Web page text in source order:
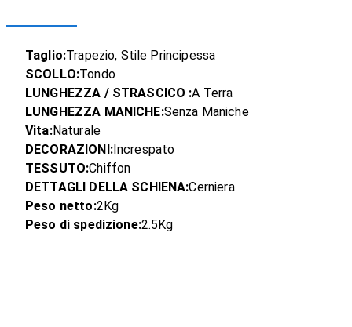
Taglio:Trapezio, Stile Principessa
SCOLLO:Tondo
LUNGHEZZA / STRASCICO :A Terra
LUNGHEZZA MANICHE:Senza Maniche
Vita:Naturale
DECORAZIONI:Increspato
TESSUTO:Chiffon
DETTAGLI DELLA SCHIENA:Cerniera
Peso netto:2Kg
Peso di spedizione:2.5Kg